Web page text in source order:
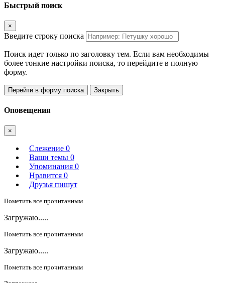
Быстрый поиск
×
Введите строку поиска
Поиск идет только по заголовку тем. Если вам необходимы
более тонкие настройки поиска, то перейдите в полную
форму.
Перейти в форму поиска Закрыть
Оповещения
×
Слежение 0
Ваши темы 0
Упоминания 0
Нравится 0
Друзья пишут
Пометить все прочитанным
Загружаю.....
Пометить все прочитанным
Загружаю.....
Пометить все прочитанным